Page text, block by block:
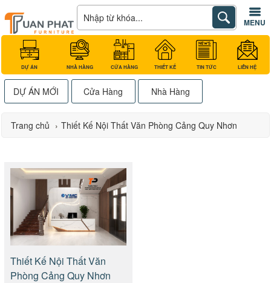
DỰ ÁN NHÀ HÀNG CỬA HÀNG THIẾT KẾ TIN TỨC LIÊN HỆ
MENU
DỰ ÁN MỚI Cửa Hàng Nhà Hàng
Trang chủ › Thiết Kế Nội Thất Văn Phòng Cảng Quy Nhơn
Thiết Kế Nội Thất Văn
Phòng Cảng Quy Nhơn